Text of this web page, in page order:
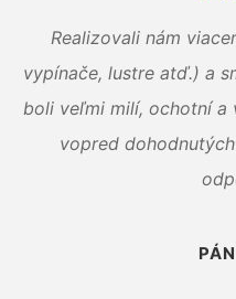
Realizovali nám
vypínače, lustre atď.) a
boli veľmi milí, ochotní a
vopred